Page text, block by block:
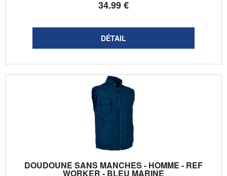
34.99€
DOUDOUNE SANS MANCHES - HOMME - REF
WORKER - BLEU MARINE